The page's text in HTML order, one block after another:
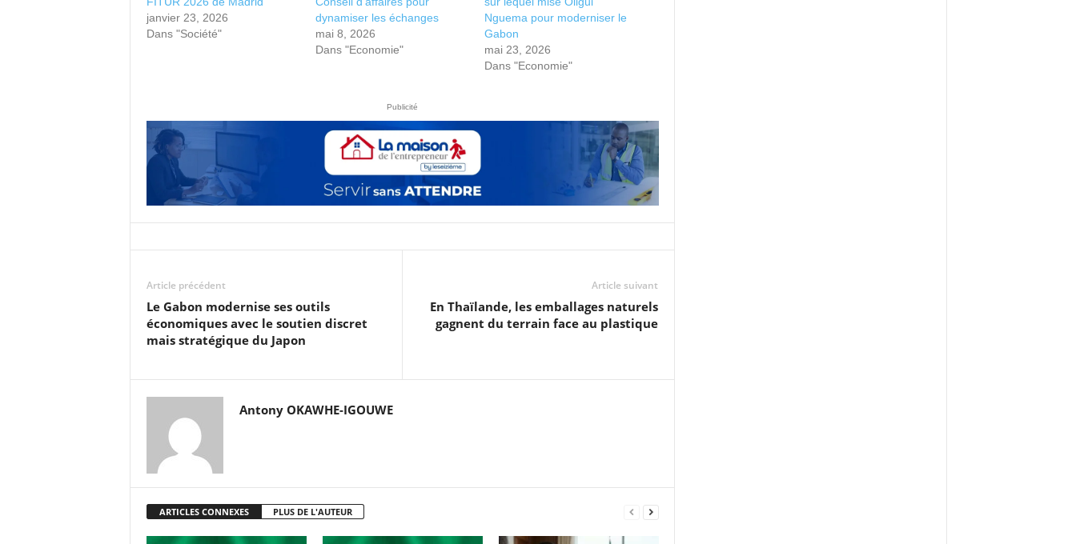
janvier 23, 2026
Dans "Société"
dynamiser les échanges
mai 8, 2026
Dans "Economie"
Nguema pour moderniser le
Gabon
mai 23, 2026
Dans "Economie"
Publicité
Article précédent
Le Gabon modernise ses outils
économiques avec le soutien discret
mais stratégique du Japon
Article suivant
En Thaïlande, les emballages naturels
gagnent du terrain face au plastique
Antony OKAWHE-IGOUWE
ARTICLES CONNEXES PLUS DE L'AUTEUR